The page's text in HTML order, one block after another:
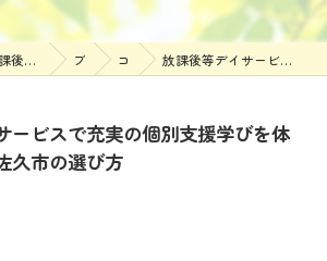
長野県佐久市の放課後等デイサービスなら放課後等デイサービスついんずくらぶ ブログ コラム 放課後等デイサービスで充実の個別支援学びを体験する長野県佐久市の選び方
ービスで充実の個別支援学びを体
久市の選び方